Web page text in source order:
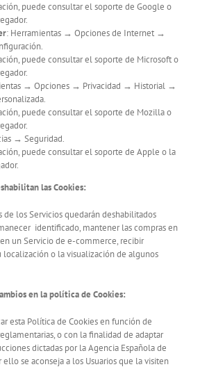
puede consultar el soporte de Google o
: Herramientas → Opciones de Internet →
puede consultar el soporte de Microsoft o
→ Opciones → Privacidad → Historial →
puede consultar el soporte de Mozilla o
→ Seguridad.
puede consultar el soporte de Apple o la
las Cookies:
los Servicios quedarán deshabilitados
identificado, mantener las compras en
un Servicio de e-commerce, recibir
localización o la visualización de algunos
en la política de Cookies:
esta Política de Cookies en función de
o con la finalidad de adaptar
dictadas por la Agencia Española de
se aconseja a los Usuarios que la visiten